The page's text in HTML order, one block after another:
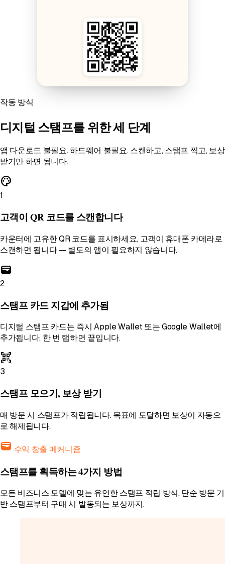
작동 방식
디지털 스탬프를 위한 세 단계
앱 다운로드 불필요. 하드웨어 불필요. 스캔하고, 스탬프 찍고, 보상
받기만 하면 됩니다.
palette
1
고객이 QR 코드를 스캔합니다
카운터에 고유한 QR 코드를 표시하세요. 고객이 휴대폰 카메라로
스캔하면 됩니다 — 별도의 앱이 필요하지 않습니다.
wallet
2
스탬프 카드 지갑에 추가됨
디지털 스탬프 카드는 즉시 Apple Wallet 또는 Google Wallet에
추가됩니다. 한 번 탭하면 끝입니다.
qr_code_scanner
3
스탬프 모으기, 보상 받기
매 방문 시 스탬프가 적립됩니다. 목표에 도달하면 보상이 자동으
로 해제됩니다.
wallet 수익 창출 메커니즘
스탬프를 획득하는 4가지 방법
모든 비즈니스 모델에 맞는 유연한 스탬프 적립 방식. 단순 방문 기
반 스탬프부터 구매 시 발동되는 보상까지.